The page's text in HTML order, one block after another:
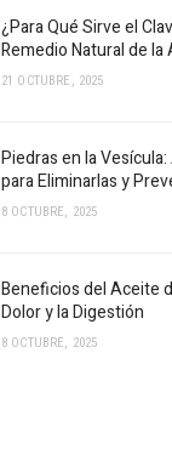
¿Para Qué Sirve el
Remedio Natural de la
21 OCTUBRE, 2025
Piedras en la
para Eliminarlas y
8 OCTUBRE, 2025
Beneficios del Aceite
Dolor y la Digestión
8 OCTUBRE, 2025